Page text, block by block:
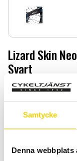
Samtycke
Denna webbplats
Lizard Skin
Svart
Lizard Skin
Antal
-